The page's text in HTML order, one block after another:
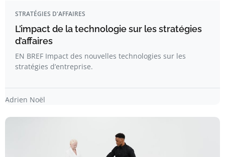
STRATÉGIES D'AFFAIRES
L’impact de la technologie sur les stratégies
d’affaires
EN BREF Impact des nouvelles technologies sur les
stratégies d’entreprise.
Adrien Noël